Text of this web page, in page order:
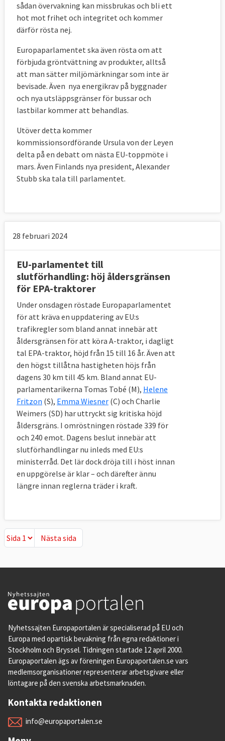
sådan övervakning kan missbrukas och bli ett
hot mot frihet och integritet och kommer
därför rösta nej.
Europaparlamentet ska även rösta om att
förbjuda gröntvättning av produkter, alltså
att man sätter miljömärkningar som inte är
bevisade. Även nya energikrav på byggnader
och nya utsläppsgränser för bussar och
lastbilar kommer att behandlas.
Utöver detta kommer
kommissionsordförande Ursula von der Leyen
delta på en debatt om nästa EU-toppmöte i
mars. Även Finlands nya president, Alexander
Stubb ska tala till parlamentet.
28 februari 2024
EU-parlamentet till
slutförhandling: höj åldersgränsen
för EPA-traktorer
Under onsdagen röstade Europaparlamentet
för att kräva en uppdatering av EU:s
trafikregler som bland annat innebär att
åldersgränsen för att köra A-traktor, i dagligt
tal EPA-traktor, höjd från 15 till 16 år. Även att
den högst tillåtna hastigheten höjs från
dagens 30 km till 45 km. Bland annat EU-
parlamentarikerna Tomas Tobé (M), Helene
Fritzon (S), Emma Wiesner (C) och Charlie
Weimers (SD) har uttryckt sig kritiska höjd
åldersgräns. I omröstningen röstade 339 för
och 240 emot. Dagens beslut innebär att
slutförhandlingar nu inleds med EU:s
ministerråd. Det lär dock dröja till i höst innan
en uppgörelse är klar – och därefter ännu
längre innan reglerna träder i kraft.
Nästa sida
Nästa sida
Nyhetssajten Europaportalen är specialiserad på EU och
Europa med opartisk bevakning från egna redaktioner i
Stockholm och Bryssel. Tidningen startade 12 april 2000.
Europaportalen ägs av föreningen Europaportalen.se vars
medlemsorganisationer representerar arbetsgivare eller
löntagare på den svenska arbetsmarknaden.
Kontakta redaktionen
info@europaportalen.se